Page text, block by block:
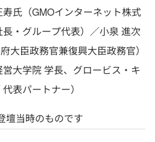
氏（GMOインターネット株式
・グループ代表）／小泉 進次
大臣政務官兼復興大臣政務官）
大学院 学長、グロービス・キ
表パートナー）
壇当時のものです